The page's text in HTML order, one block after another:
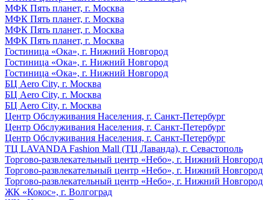
МФК Пять планет, г. Москва
МФК Пять планет, г. Москва
МФК Пять планет, г. Москва
МФК Пять планет, г. Москва
Гостиница «Ока», г. Нижний Новгород
Гостиница «Ока», г. Нижний Новгород
Гостиница «Ока», г. Нижний Новгород
БЦ Aero City, г. Москва
БЦ Aero City, г. Москва
БЦ Aero City, г. Москва
Центр Обслуживания Населения, г. Санкт-Петербург
Центр Обслуживания Населения, г. Санкт-Петербург
Центр Обслуживания Населения, г. Санкт-Петербург
ТЦ LAVANDA Fashion Mall (ТЦ Лаванда), г. Севастополь
Торгово-развлекательный центр «Небо», г. Нижний Новгород
Торгово-развлекательный центр «Небо», г. Нижний Новгород
Торгово-развлекательный центр «Небо», г. Нижний Новгород
ЖК «Кокос», г. Волгоград